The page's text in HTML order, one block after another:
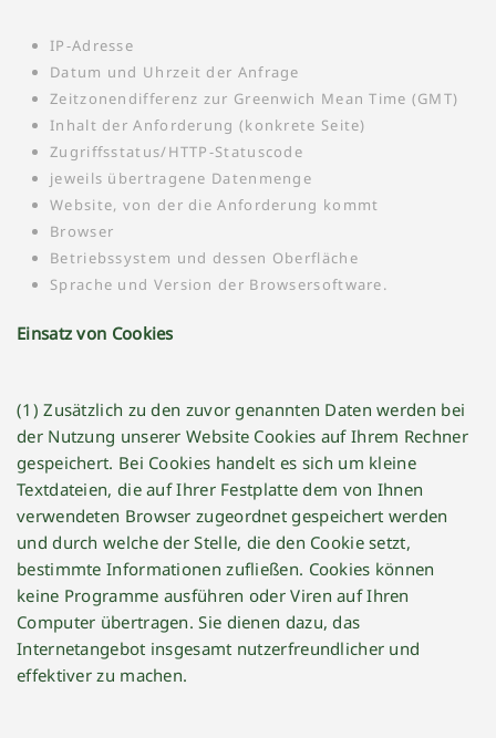
IP-Adresse
Datum und Uhrzeit der Anfrage
Zeitzonendifferenz zur Greenwich Mean Time (GMT)
Inhalt der Anforderung (konkrete Seite)
Zugriffsstatus/HTTP-Statuscode
jeweils übertragene Datenmenge
Website, von der die Anforderung kommt
Browser
Betriebssystem und dessen Oberfläche
Sprache und Version der Browsersoftware.
Einsatz von Cookies
(1) Zusätzlich zu den zuvor genannten Daten werden bei
der Nutzung unserer Website Cookies auf Ihrem Rechner
gespeichert. Bei Cookies handelt es sich um kleine
Textdateien, die auf Ihrer Festplatte dem von Ihnen
verwendeten Browser zugeordnet gespeichert werden
und durch welche der Stelle, die den Cookie setzt,
bestimmte Informationen zufließen. Cookies können
keine Programme ausführen oder Viren auf Ihren
Computer übertragen. Sie dienen dazu, das
Internetangebot insgesamt nutzerfreundlicher und
effektiver zu machen.